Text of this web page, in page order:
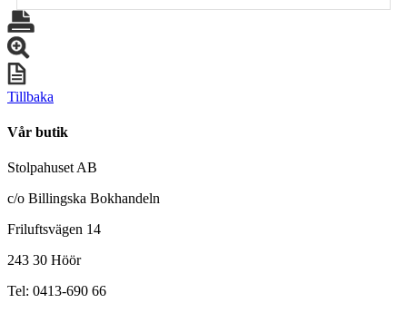
Tillbaka
Vår butik
Stolpahuset AB
c/o Billingska Bokhandeln
Friluftsvägen 14
243 30 Höör
Tel: 0413-690 66